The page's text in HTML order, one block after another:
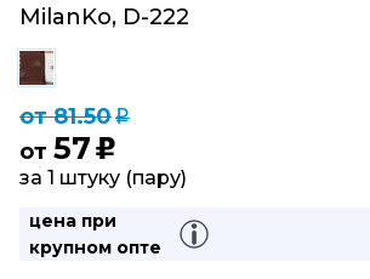
MilanKo, D-222
от 81.50q
от 57 u
за 1 штуку (пару)
цена при
крупном опте